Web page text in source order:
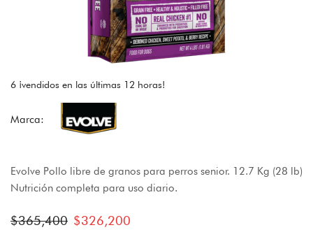
6 ¡vendidos en las últimas 12 horas!
Marca:
Evolve Pollo libre de granos para perros senior. 12.7 Kg (28 lb)
Nutrición completa para uso diario.
$365,400 $326,200